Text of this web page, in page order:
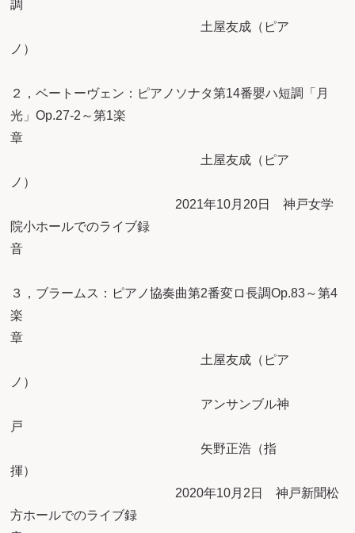
土屋友成（ピア
ノ
２，ベートーヴェン：ピアノソナタ第14番嬰ハ短調「月
光」Op.27-2～第1楽
土屋友成（ピア
ノ
2021年10月20日 神戸女学
院小ホールでのライブ録
３，ブラームス：ピアノ協奏曲第2番変ロ長調Op.83～第4
楽
土屋友成（ピア
ノ
アンサンブル神
矢野正浩（指
揮
2020年10月2日 神戸新聞松
方ホールでのライブ録